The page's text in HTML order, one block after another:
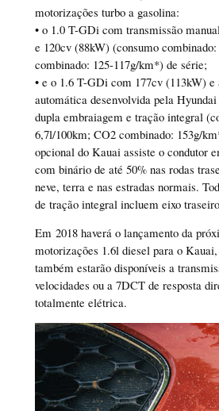
motorizações turbo a gasolina:
• o 1.0 T-GDi com transmissão
e 120cv (88kW) (consumo
combinado: 125-117g/km*) de série;
• e o 1.6 T-GDi com 177cv (113kW) e
automática desenvolvida pela
dupla embraiagem e tração integral
6,7l/100km; CO2 combinado: 153g/
opcional do Kauai assiste o condutor
com binário de até 50% nas rodas
neve, terra e nas estradas normais.
de tração integral incluem eixo traseiro
Em 2018 haverá o lançamento da
motorizações 1.6l diesel para o
também estarão disponíveis a
velocidades ou a 7DCT de resposta
totalmente elétrica.